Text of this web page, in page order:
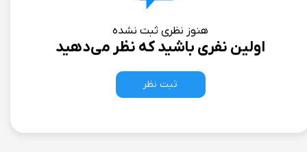
هنوز نظری ثبت نشده
اولین نفری باشید که نظر می‌دهید
ثبت نظر